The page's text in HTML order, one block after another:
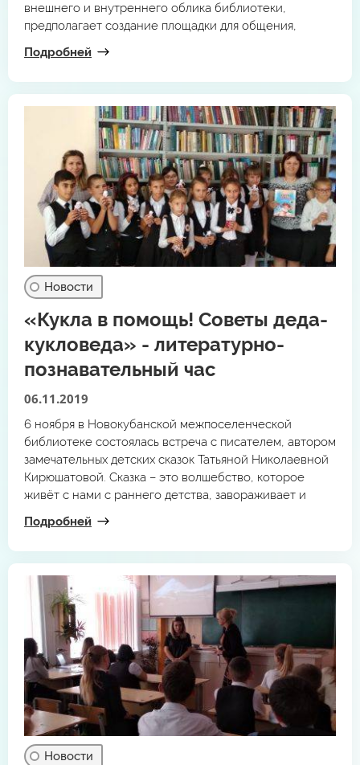
внешнего и внутреннего облика библиотеки,
предполагает создание площадки для общения,
творчества, обучения.
Подробней
Новости
«Кукла в помощь! Советы деда-
кукловеда» - литературно-
познавательный час
06.11.2019
6 ноября в Новокубанской межпоселенческой
библиотеке состоялась встреча с писателем, автором
замечательных детских сказок Татьяной Николаевной
Кирюшатовой. Сказка – это волшебство, которое
живёт с нами с раннего детства, завораживает и
манит. Сказки создаются и в наши дни. Нужно
большое мастерство, чтобы создать неповторимый,
удивительный сказочный мир, сделать героев живыми,
настоящими, а саму историю – интересной и
поучительной.
Подробней
Новости